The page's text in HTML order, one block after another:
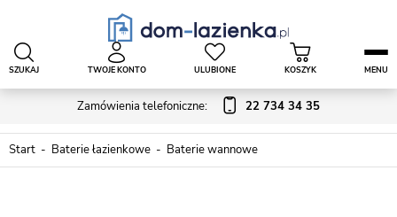
Zamówienia telefoniczne: 22 734 34 35
SZUKAJ TWOJE KONTO ULUBIONE KOSZYK MENU
Start Baterie łazienkowe Baterie wannowe